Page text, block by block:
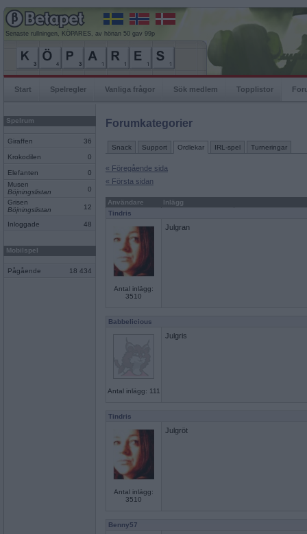
Senaste rullningen, KÖPARES, av hönan 50 gav 99p
Start Spelregler Vanliga frågor Sök medlem Topplistor
Spelrum
Giraffen 36
Krokodilen 0
Elefanten
0
Musen
Böjningslistan
0
Grisen
Böjningslistan
12
Inloggade 48
Mobilspel
Pågående 18 434
Forumkategorier
Snack Support Ordlekar IRL-spel Turneringar
« Föregående sida
« Första sidan
Användare
Inlägg
Tindris
Antal inlägg:
3510
Julgran
Babbelicious
Antal inlägg: 111
Julgris
Tindris
Antal inlägg:
3510
Julgröt
Benny57